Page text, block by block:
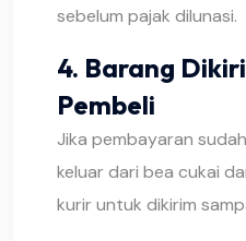
sebelum pajak dilunasi.
4. Barang
Pembeli
Jika pembayaran
keluar dari bea cukai
kurir untuk dikirim